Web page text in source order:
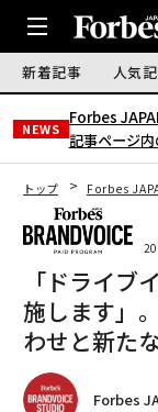
新着記事 人気
NEWS
Forbes
記事ページ
トップ Forbes
「ドライブ
施します」
わせと新た
Forbes